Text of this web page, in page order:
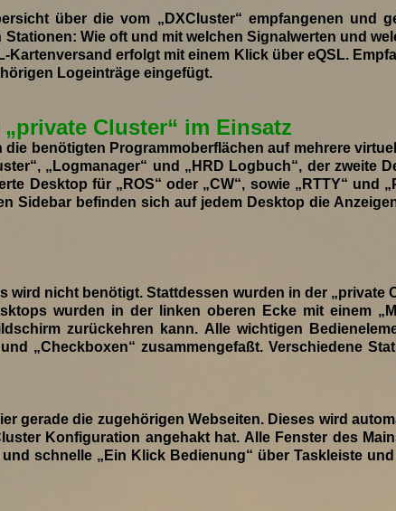
über die vom „DXCluster“ empfangenen und
Wie oft und mit welchen Signalwerten und
erfolgt mit einem Klick über eQSL.
Logeinträge eingefügt.
Cluster“ im Einsatz
benötigten Programmoberflächen auf mehrere
„Logmanager“ und „HRD Logbuch“, der zweite
Desktop für „ROS“ oder „CW“, sowie „RTTY“ und
Sidebar befinden sich auf jedem Desktop die
nicht benötigt. Stattdessen wurden in der „private
wurden in der linken oberen Ecke mit einem
zurückehren kann. Alle wichtigen
„Checkboxen“ zusammengefaßt. Verschiedene
gerade die zugehörigen Webseiten. Dieses wird
Konfiguration angehakt hat. Alle Fenster des
schnelle „Ein Klick Bedienung“ über Taskleiste